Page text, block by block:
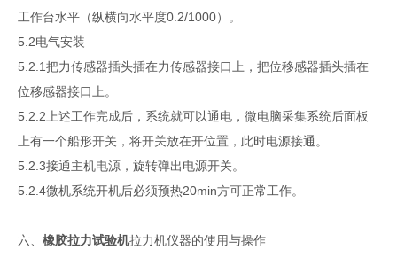
工作台水平（纵横向水平度0.2/1000）。
5.2电气安装
5.2.1把力传感器插头插在力传感器接口上，把位移感器插头插在
位移感器接口上。
5.2.2上述工作完成后，系统就可以通电，微电脑采集系统后面板
上有一个船形开关，将开关放在开位置，此时电源接通。
5.2.3接通主机电源，旋转弹出电源开关。
5.2.4微机系统开机后必须预热20min方可正常工作。
六、 橡胶拉力试验机拉力机仪器的使用与操作